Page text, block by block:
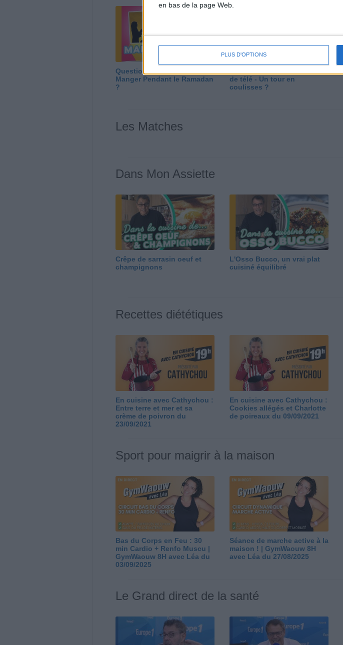
en bas de la page Web.
PLUS D'OPTIONS
Question/Réponse : Que
Manger Pendant le Ramadan
?
de télé - Un tour en
coulisses ?
Les Matches
Dans Mon Assiette
Crêpe de sarrasin oeuf et
champignons
L'Osso Bucco, un vrai plat
cuisiné équilibré
Recettes diététiques
En cuisine avec Cathychou :
Entre terre et mer et sa
crème de poivron du
23/09/2021
En cuisine avec Cathychou :
Cookies allégés et Charlotte
de poireaux du 09/09/2021
Sport pour maigrir à la maison
Bas du Corps en Feu : 30
min Cardio + Renfo Muscu |
GymWaouw 8H avec Léa du
03/09/2025
Séance de marche active à la
maison ! | GymWaouw 8H
avec Léa du 27/08/2025
Le Grand direct de la santé